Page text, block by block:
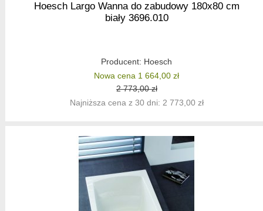
Hoesch Largo Wanna do zabudowy 180x80 cm
biały 3696.010
Producent: Hoesch
Nowa cena 1 664,00 zł
2 773,00 zł
Najniższa cena z 30 dni: 2 773,00 zł